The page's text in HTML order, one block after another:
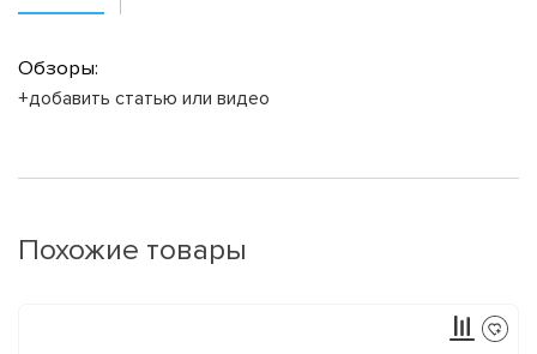
Обзоры:
+добавить статью или видео
Похожие товары